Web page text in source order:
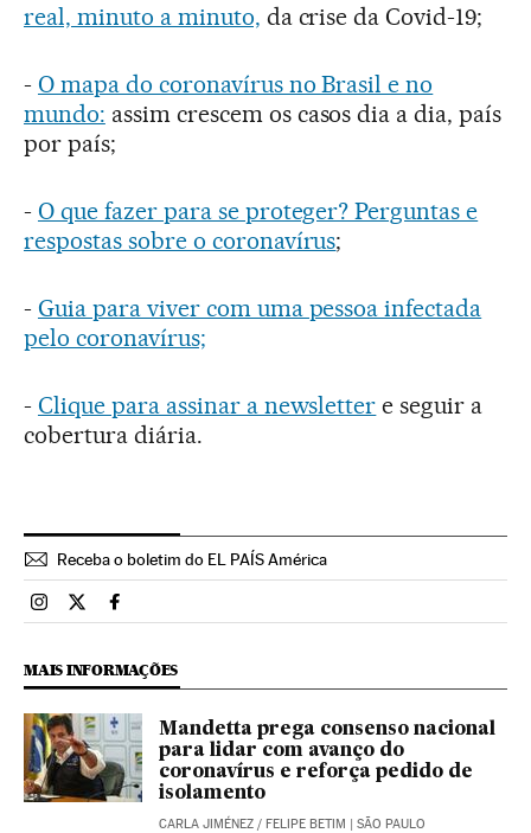
real, minuto a minuto, da crise da Covid-19;
- O mapa do coronavírus no Brasil e no
mundo: assim crescem os casos dia a dia, país
por país;
- O que fazer para se proteger? Perguntas e
respostas sobre o coronavírus;
- Guia para viver com uma pessoa infectada
pelo coronavírus;
- Clique para assinar a newsletter e seguir a
cobertura diária.
Receba o boletim do EL PAÍS América
Brasil El País Brasil en Instagram
Brasil El País Brasil en Twitter
Brasil El País Brasil en Facebook
MAIS INFORMAÇÕES
Mandetta prega consenso nacional
para lidar com avanço do
coronavírus e reforça pedido de
isolamento
CARLA JIMÉNEZ / FELIPE BETIM | SÃO PAULO